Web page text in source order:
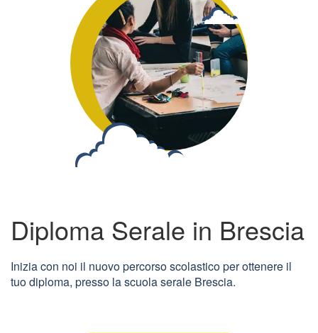
Diploma Serale in Brescia
Inizia con noi il nuovo percorso scolastico per ottenere il
tuo diploma, presso la scuola serale Brescia.